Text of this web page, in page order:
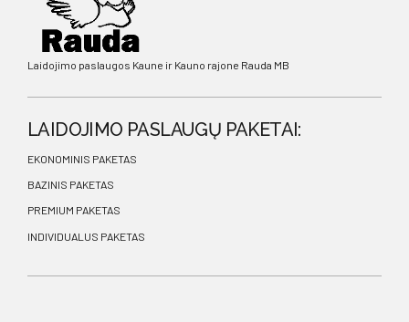
Laidojimo paslaugos Kaune ir Kauno rajone Rauda MB
LAIDOJIMO PASLAUGŲ PAKETAI:
EKONOMINIS PAKETAS
BAZINIS PAKETAS
PREMIUM PAKETAS
INDIVIDUALUS PAKETAS